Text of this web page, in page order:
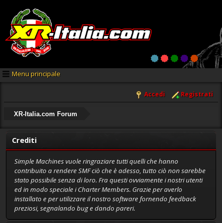
Menu principale
Accedi Registrati
XR-Italia.com Forum
Crediti
Simple Machines vuole ringraziare tutti quelli che hanno
contribuito a rendere SMF ciò che è adesso, tutto ciò non sarebbe
stato possibile senza di loro. Fra questi ovviamente i nostri utenti
ed in modo speciale i Charter Members. Grazie per averlo
installato e per utilizzare il nostro software fornendo feedback
preziosi, segnalando bug e dando pareri.